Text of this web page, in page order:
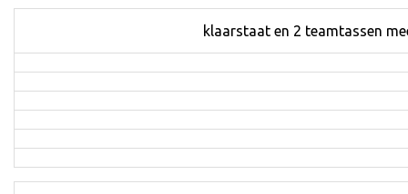
klaarstaat en 2 teamtassen